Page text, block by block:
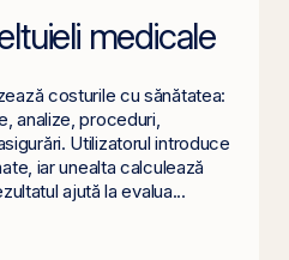
medicale
costurile cu sănătatea:
analize, proceduri,
Utilizatorul introduce
iar unealta calculează
ajută la evalua...